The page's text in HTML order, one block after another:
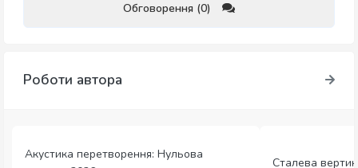
Обговорення (0)
Роботи автора
Акустика перетворення: Нульова
Сталева